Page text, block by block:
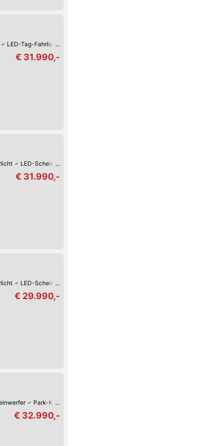
LED-Tag-Fahrlicht
€ 31.990,-
LED-Scheinwerfer
€ 31.990,-
LED-Scheinwerfer
€ 29.990,-
Park-Kamera
€ 32.990,-